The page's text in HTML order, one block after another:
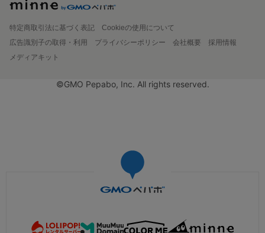
特定商取引法に基づく表記
Cookieの使用について
広告識別子の取得・利用
プライバシーポリシー 会社概要
採用情報
メディアキット
©GMO Pepabo, Inc. All rights reserved.